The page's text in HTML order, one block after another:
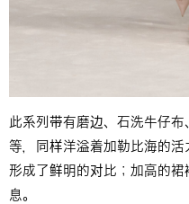
此系列带有磨边、石洗牛仔
等，同样洋溢着加勒比海的
形成了鲜明的对比；加高的
息。